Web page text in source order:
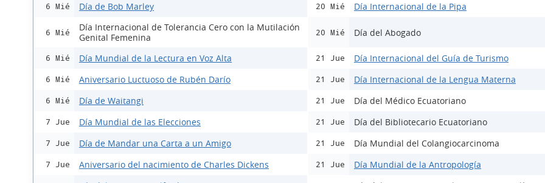
6 Mié Día de Bob Marley
6 Mié
Día Internacional de Tolerancia Cero con la Mutilación
Genital Femenina
6 Mié Día Mundial de la Lectura en Voz Alta
6 Mié Aniversario Luctuoso de Rubén Darío
6 Mié Día de Waitangi
7 Jue Día Mundial de las Elecciones
7 Jue Día de Mandar una Carta a un Amigo
7 Jue Aniversario del nacimiento de Charles Dickens
20 Mié Día Internacional de la Pipa
20 Mié Día del Abogado
21 Jue Día Internacional del Guía de Turismo
21 Jue Día Internacional de la Lengua Materna
21 Jue Día del Médico Ecuatoriano
21 Jue Día del Bibliotecario Ecuatoriano
21 Jue Día Mundial del Colangiocarcinoma
21 Jue Día Mundial de la Antropología